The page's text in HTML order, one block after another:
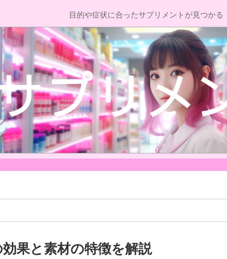
目的や症状に合ったサプリメントが見つかる
果と素材の特徴を解説